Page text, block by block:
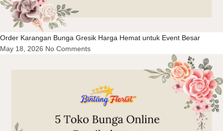
Order Karangan Bunga Gresik Harga Hemat untuk Event Besar
May 18, 2026 No Comments